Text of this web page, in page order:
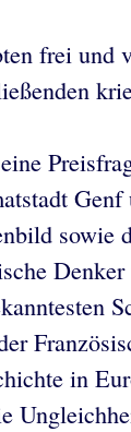
frei
sowie
in